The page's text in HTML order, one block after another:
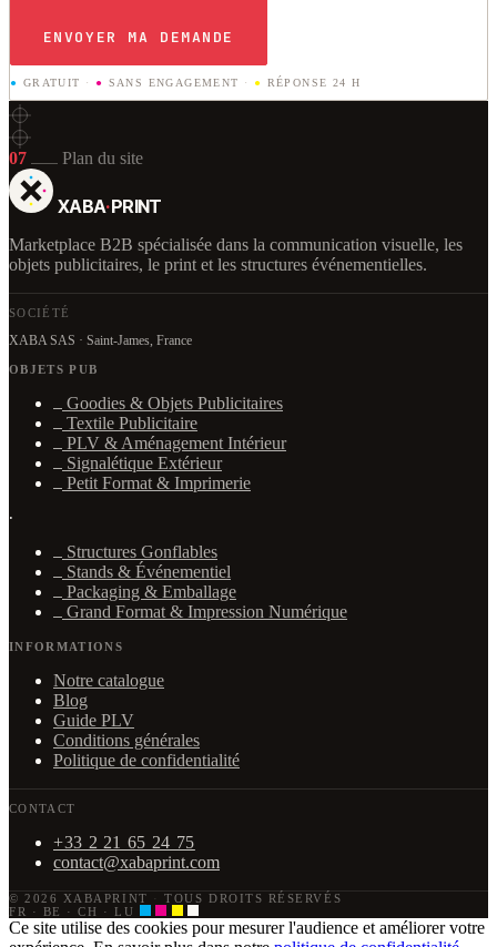
ENVOYER MA DEMANDE
● GRATUIT · ● SANS ENGAGEMENT · ● RÉPONSE 24 H
07 Plan du site
XABA·PRINT
Marketplace B2B spécialisée dans la communication visuelle, les
objets publicitaires, le print et les structures événementielles.
SOCIÉTÉ
XABA SAS · Saint-James, France
OBJETS PUB
Goodies & Objets Publicitaires
Textile Publicitaire
PLV & Aménagement Intérieur
Signalétique Extérieur
Petit Format & Imprimerie
·
Structures Gonflables
Stands & Événementiel
Packaging & Emballage
Grand Format & Impression Numérique
INFORMATIONS
Notre catalogue
Blog
Guide PLV
Conditions générales
Politique de confidentialité
CONTACT
+33 2 21 65 24 75
contact@xabaprint.com
© 2026 XABAPRINT ·
TOUS DROITS RÉSERVÉS
FR · BE · CH · LU
Ce site utilise des cookies pour mesurer l'audience et améliorer votre